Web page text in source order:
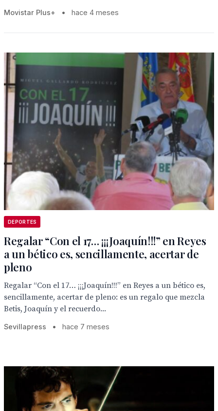
Movistar Plus+ • hace 4 meses
DEPORTES
Regalar “Con el 17… ¡¡¡Joaquín!!!” en Reyes
a un bético es, sencillamente, acertar de
pleno
Regalar “Con el 17… ¡¡¡Joaquín!!!” en Reyes a un bético es,
sencillamente, acertar de pleno: es un regalo que mezcla
Betis, Joaquín y el recuerdo...
Sevillapress • hace 7 meses